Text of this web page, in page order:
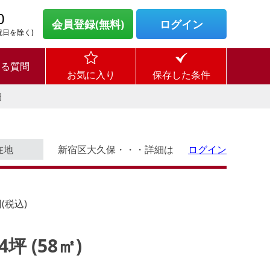
を除く)
会員登録(無料) ログイン
質問
お気に入り
保存した条件
地 新宿区大久保・・・詳細は ログイン
税込)
坪 (58㎡)